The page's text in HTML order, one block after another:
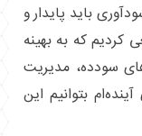
باید پایدار و
کردیم که به بهینه
سودده، مدیریت
بتوانیم این